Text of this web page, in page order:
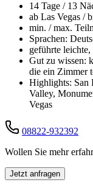
14 Tage / 13
ab Las Vegas /
min. / max.
Sprachen:
geführte
Gut zu wissen:
die ein Zimmer
Highlights: San
Valley,
Vegas
08822-932392
Wollen Sie mehr
Jetzt anfragen